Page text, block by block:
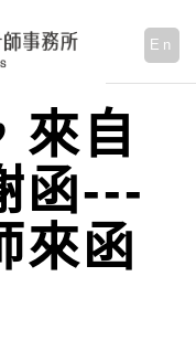
En
來自
函---
來函